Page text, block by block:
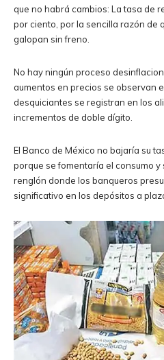
que no habrá cambios: La tasa de
por ciento, por la sencilla razón de
galopan sin freno.
No hay ningún proceso
aumentos en precios se observan
desquiciantes se registran en los
incrementos de doble dígito.
El Banco de México no bajaría su
porque se fomentaría el consumo
renglón donde los banqueros
significativo en los depósitos a